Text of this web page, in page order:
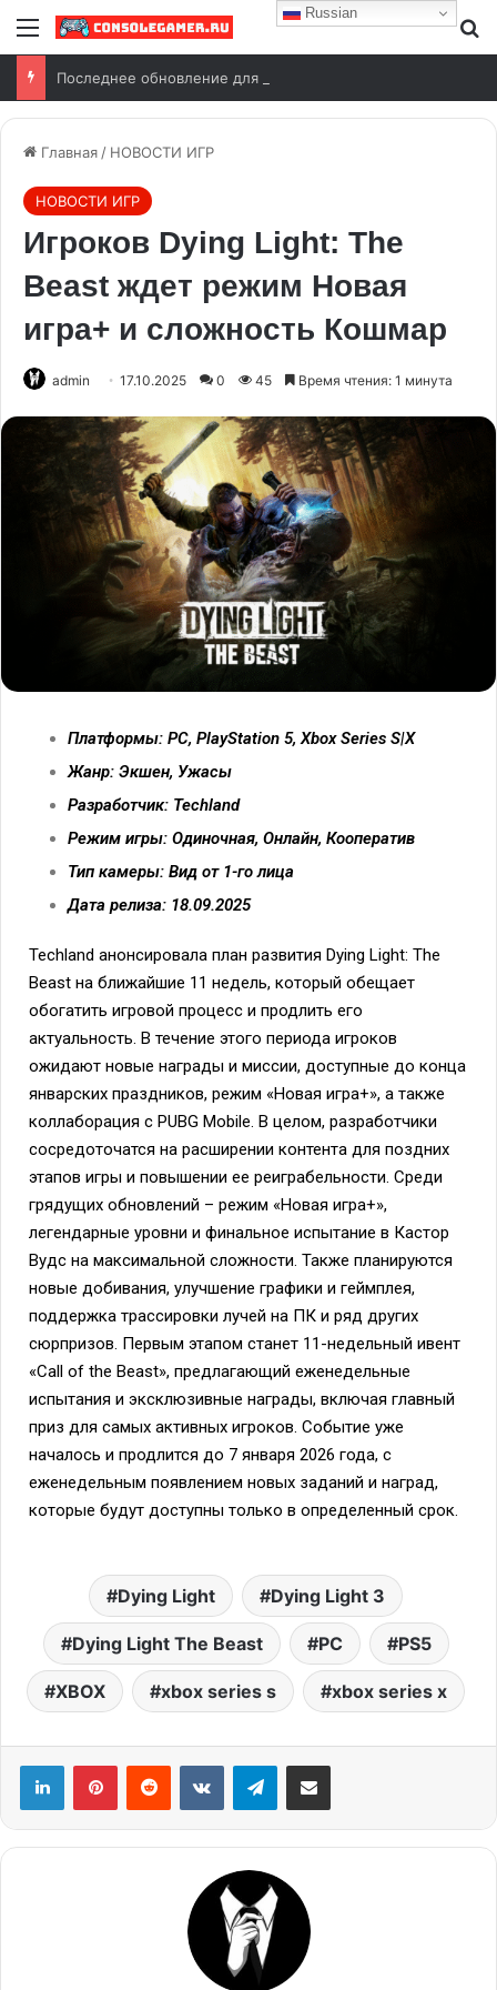
Главная / НОВОСТИ ИГР
НОВОСТИ ИГР
Игроков Dying Light: The
Beast ждет режим Новая
игра+ и сложность Кошмар
admin 17.10.2025 0 45 Время чтения: 1 минута
Платформы: PC, PlayStation 5, Xbox Series S|X
Жанр: Экшен, Ужасы
Разработчик: Techland
Режим игры: Одиночная, Онлайн, Кооператив
Тип камеры: Вид от 1-го лица
Дата релиза: 18.09.2025
Techland анонсировала план развития Dying Light: The
Beast на ближайшие 11 недель, который обещает
обогатить игровой процесс и продлить его
актуальность. В течение этого периода игроков
ожидают новые награды и миссии, доступные до конца
январских праздников, режим «Новая игра+», а также
коллаборация с PUBG Mobile. В целом, разработчики
сосредоточатся на расширении контента для поздних
этапов игры и повышении ее реиграбельности. Среди
грядущих обновлений – режим «Новая игра+»,
легендарные уровни и финальное испытание в Кастор
Вудс на максимальной сложности. Также планируются
новые добивания, улучшение графики и геймплея,
поддержка трассировки лучей на ПК и ряд других
сюрпризов. Первым этапом станет 11-недельный ивент
«Call of the Beast», предлагающий еженедельные
испытания и эксклюзивные награды, включая главный
приз для самых активных игроков. Событие уже
началось и продлится до 7 января 2026 года, с
еженедельным появлением новых заданий и наград,
которые будут доступны только в определенный срок.
Dying Light Dying Light 3
Dying Light The Beast PC PS5
XBOX xbox series s xbox series x
Russian